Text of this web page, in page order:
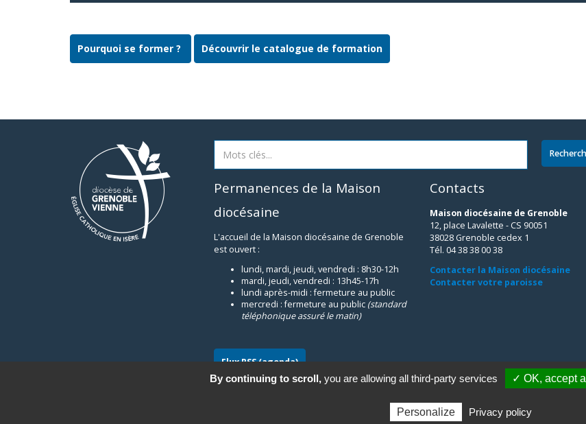
Pourquoi se former ? Découvrir le catalogue de formation
Permanences de la Maison
diocésaine
L'accueil de la Maison diocésaine de Grenoble
est ouvert :
lundi, mardi, jeudi, vendredi : 8h30-12h
mardi, jeudi, vendredi : 13h45-17h
lundi après-midi : fermeture au public
mercredi : fermeture au public (standard
téléphonique assuré le matin)
Flux RSS (agenda)
Contacts
Maison diocésaine de Grenoble
12, place Lavalette - CS 90051
38028 Grenoble cedex 1
Tél. 04 38 38 00 38
Contacter la Maison diocésaine
Contacter votre paroisse
By continuing to scroll,you are allowing all third-party services ✓ OK, accept all
Personalize Privacy policy